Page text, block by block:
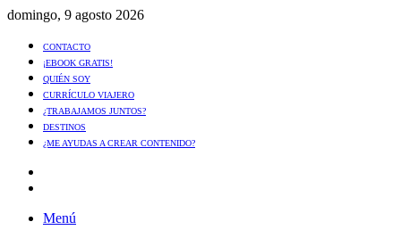
domingo, 9 agosto 2026
CONTACTO
¡EBOOK GRATIS!
QUIÉN SOY
CURRÍCULO VIAJERO
¿TRABAJAMOS JUNTOS?
DESTINOS
¿ME AYUDAS A CREAR CONTENIDO?
Menú